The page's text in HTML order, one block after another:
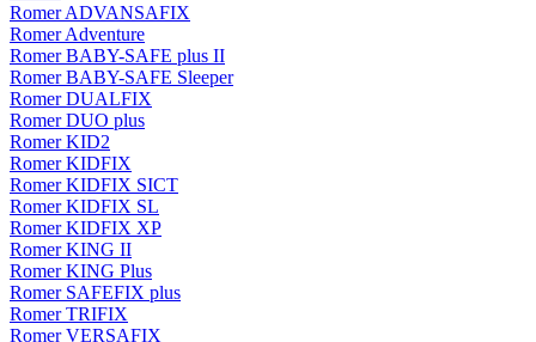
Romer ADVANSAFIX
Romer Adventure
Romer BABY-SAFE plus II
Romer BABY-SAFE Sleeper
Romer DUALFIX
Romer DUO plus
Romer KID2
Romer KIDFIX
Romer KIDFIX SICT
Romer KIDFIX SL
Romer KIDFIX XP
Romer KING II
Romer KING Plus
Romer SAFEFIX plus
Romer TRIFIX
Romer VERSAFIX